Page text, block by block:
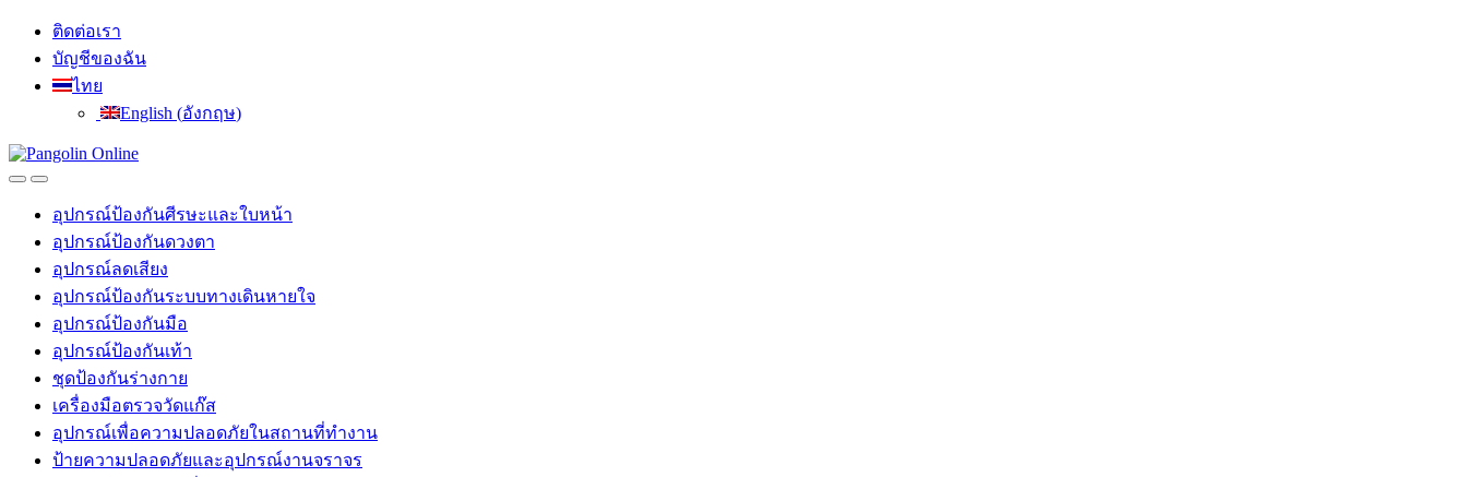
Skip
navigation
Skip
content
ติดต่อเรา
บัญชีของฉัน
ไทย
English (อังกฤษ)
อุปกรณ์ป้องกันศีรษะและใบหน้า
อุปกรณ์ป้องกันดวงตา
อุปกรณ์ลดเสียง
อุปกรณ์ป้องกันระบบทางเดินหายใจ
อุปกรณ์ป้องกันมือ
อุปกรณ์ป้องกันเท้า
ชุดป้องกันร่างกาย
เครื่องมือตรวจวัดแก๊ส
อุปกรณ์เพื่อความปลอดภัยในสถานที่ทำงาน
ป้ายความปลอดภัยและอุปกรณ์งานจราจร